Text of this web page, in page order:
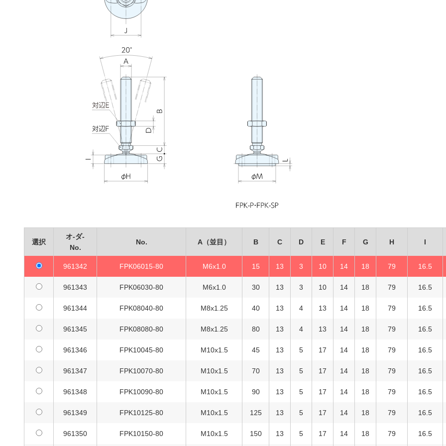
FPK12100-100
FPK12125-100
FPK12150-100
FPK16066-100
FPK16100-100
FPK16125-100
FPK16150-100
961384 FPK16200-100 200 390
FPK20085-100 10
100 10
FPK 961387 FPK20125-100 M20x2.5 125 10 415 2,150 在庫 在庫〇 追
FPK 961388 M20x2.5
FPK 961389 FPK20200-100 M20x2.5 10 566 2,720 在庫 在庫〇
FPK 961390 FPK06015-120 M6x1.0 3 134 1,040 廃番 お問合わせ
選択
オ-ダ-
No.
No. A（並目） B C D E F G H I
961342 FPK06015-80 M6x1.0 15 13 3 10 14 18 79 16.5
961343 FPK06030-80 M6x1.0 30 13 3 10 14 18 79 16.5
961344 FPK08040-80 M8x1.25 40 13 4 13 14 18 79 16.5
961345 FPK08080-80 M8x1.25 80 13 4 13 14 18 79 16.5
961346 FPK10045-80 M10x1.5 45 13 5 17 14 18 79 16.5
961347 FPK10070-80 M10x1.5 70 13 5 17 14 18 79 16.5
961348 FPK10090-80 M10x1.5 90 13 5 17 14 18 79 16.5
961349 FPK10125-80 M10x1.5 125 13 5 17 14 18 79 16.5
961350 FPK10150-80 M10x1.5 150 13 5 17 14 18 79 16.5